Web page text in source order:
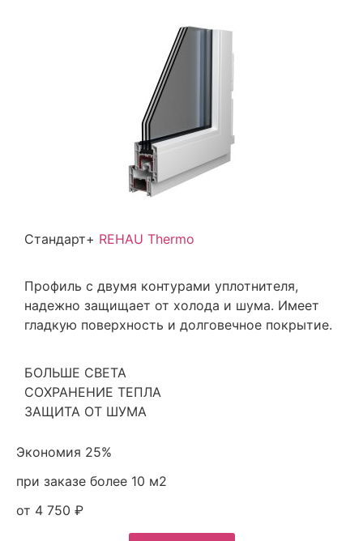
Стандарт+ REHAU Thermo
Профиль с двумя контурами уплотнителя,
надежно защищает от холода и шума. Имеет
гладкую поверхность и долговечное покрытие.
БОЛЬШЕ СВЕТА
СОХРАНЕНИЕ ТЕПЛА
ЗАЩИТА ОТ ШУМА
Экономия 25%
при заказе более 10 м2
от 4 750 ₽